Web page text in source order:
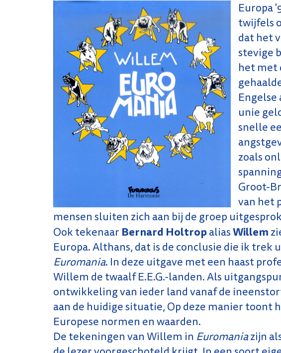
Europa
twijfels
dat het
stevige
het met
Engelse
unie
snelle
zoals
Groot-
van het
mensen sluiten zich aan bij de groep
Ook tekenaar Bernard HoltropaliasWillem
Europa. Althans, dat is de conclusie die ik trek
Euromania. In deze uitgave met een haast
Willem de twaalf E.E.G.-landen. Als
ontwikkeling van ieder land vanaf de
aan de huidige situatie, Op deze manier toont
Europese normen en waarden.
De tekeningen van Willem in Euromaniazijn